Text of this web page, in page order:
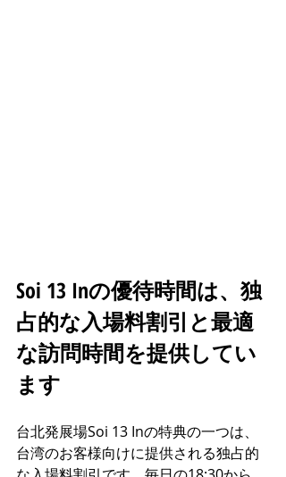
Soi 13 Inの優待時間は、独
占的な入場料割引と最適
な訪問時間を提供してい
ます
台北発展場Soi 13 Inの特典の一つは、
台湾のお客様向けに提供される独占的